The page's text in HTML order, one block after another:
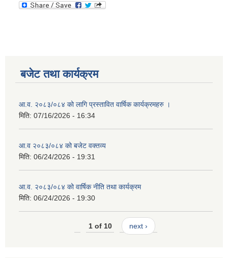
बजेट तथा कार्यक्रम
आ.व. २०८३/०८४ को लागि प्रस्तावित वार्षिक कार्यक्रमहरु ।
मिति: 07/16/2026 - 16:34
आ.व २०८३/०८४ को बजेट वक्तव्य
मिति: 06/24/2026 - 19:31
आ.व. २०८३/०८४ को वार्षिक नीति तथा कार्यक्रम
मिति: 06/24/2026 - 19:30
1 of 10 next ›